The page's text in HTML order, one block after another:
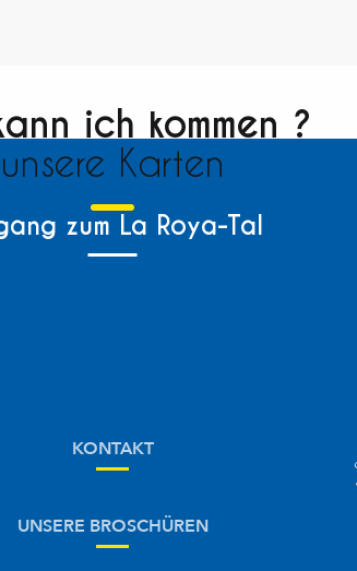
ich kommen ?
unsere Karten
zum La Roya-Tal
KONTAKT
UNSERE BROSCHÜREN